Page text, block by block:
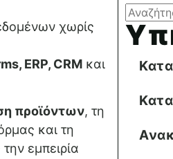
χωρίς
ERP, CRM και
προϊόντων, τη
και τη
εμπειρία